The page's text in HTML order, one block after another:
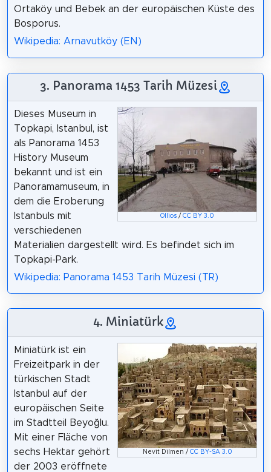
Ortaköy und Bebek an der europäischen Küste des
Bosporus.
Wikipedia: Arnavutköy (EN)
3. Panorama 1453 Tarih Müzesi
Ollios /CC BY 3.0
Dieses Museum in
Topkapi, Istanbul, ist
als Panorama 1453
History Museum
bekannt und ist ein
Panoramamuseum, in
dem die Eroberung
Istanbuls mit
verschiedenen
Materialien dargestellt wird. Es befindet sich im
Topkapi-Park.
Wikipedia: Panorama 1453 Tarih Müzesi (TR)
4. Miniatürk
Nevit Dilmen / CC BY-SA 3.0
Miniatürk ist ein
Freizeitpark in der
türkischen Stadt
Istanbul auf der
europäischen Seite
im Stadtteil Beyoğlu.
Mit einer Fläche von
sechs Hektar gehört
der 2003 eröffnete